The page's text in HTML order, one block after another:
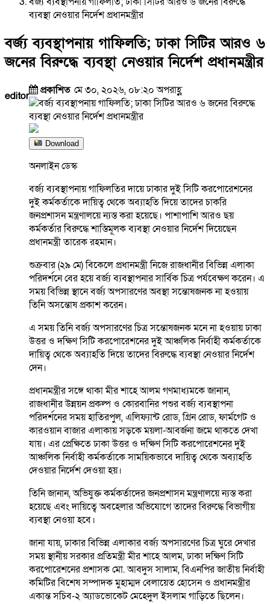
ব্যবস্থা নেওয়ার নির্দেশ প্রধানমন্ত্রীর
বর্জ্য ব্যবস্থাপনায় গাফিলতি; ঢাকা সিটির আরও ৬
জনের বিরুদ্ধে ব্যবস্থা নেওয়ার নির্দেশ প্রধানমন্ত্রীর
editor প্রকাশিত মে ৩০, ২০২৬, ০৮:২০ অপরাহ্ণ
Download
অনলাইন ডেস্ক
বর্জ্য ব্যবস্থাপনায় গাফিলতির দায়ে ঢাকার দুই সিটি করপোরেশনের
দুই কর্মকর্তাকে দায়িত্ব থেকে অব্যাহতি দিয়ে তাদের চাকরি
জনপ্রশাসন মন্ত্রণালয়ে ন্যস্ত করা হয়েছে। পাশাপাশি আরও ছয়
কর্মকর্তার বিরুদ্ধে শাস্তিমূলক ব্যবস্থা নেওয়ার নির্দেশ দিয়েছেন
প্রধানমন্ত্রী তারেক রহমান।
শুক্রবার (২৯ মে) বিকেলে প্রধানমন্ত্রী নিজে রাজধানীর বিভিন্ন এলাকা
পরিদর্শনে বের হয়ে বর্জ্য ব্যবস্থাপনার সার্বিক চিত্র পর্যবেক্ষণ করেন। এ
সময় বিভিন্ন স্থানে বর্জ্য অপসারণের অবস্থা সন্তোষজনক না হওয়ায়
তিনি অসন্তোষ প্রকাশ করেন।
এ সময় তিনি বর্জ্য অপসারণের চিত্র সন্তোষজনক মনে না হওয়ায় ঢাকা
উত্তর ও দক্ষিণ সিটি করপোরেশনের দুই আঞ্চলিক নির্বাহী কর্মকর্তাকে
দায়িত্ব থেকে অব্যাহতি দিয়ে তাদের বিরুদ্ধে ব্যবস্থা নেওয়ার নির্দেশ
দেন।
প্রধানমন্ত্রীর সঙ্গে থাকা মীর শাহে আলম গণমাধ্যমকে জানান,
রাজধানীর উন্নয়ন প্রকল্প ও কোরবানির পশুর বর্জ্য ব্যবস্থাপনা
পরিদর্শনের সময় হাতিরপুল, এলিফ্যান্ট রোড, গ্রিন রোড, ফার্মগেট ও
কারওয়ান বাজার এলাকায় সড়কে ময়লা-আবর্জনা জমে থাকতে দেখা
যায়। এর প্রেক্ষিতে ঢাকা উত্তর ও দক্ষিণ সিটি করপোরেশনের দুই
আঞ্চলিক নির্বাহী কর্মকর্তাকে সাময়িকভাবে দায়িত্ব থেকে অব্যাহতি
দেওয়ার নির্দেশ দেওয়া হয়।
তিনি জানান, অভিযুক্ত কর্মকর্তাদের জনপ্রশাসন মন্ত্রণালয়ে ন্যস্ত করা
হয়েছে এবং দায়িত্বে অবহেলার অভিযোগে তাদের বিরুদ্ধে বিভাগীয়
ব্যবস্থা নেওয়া হবে।
জানা যায়, ঢাকার বিভিন্ন এলাকার বর্জ্য অপসারণের চিত্র ঘুরে দেখার
সময় স্থানীয় সরকার প্রতিমন্ত্রী মীর শাহে আলম, ঢাকা দক্ষিণ সিটি
করপোরেশনের প্রশাসক মো. আবদুস সালাম, বিএনপির জাতীয় নির্বাহী
কমিটির বিশেষ সম্পাদক মুহাম্মদ বেলায়েত হোসেন ও প্রধানমন্ত্রীর
একান্ত সচিব-২ অ্যাডভোকেট মেহেদুল ইসলাম গাড়িতে ছিলেন।